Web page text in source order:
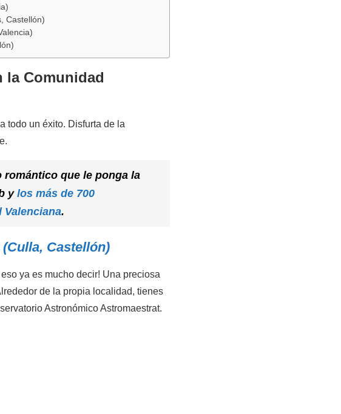
Castellón)
la Comunidad
todo un éxito. Disfurta de la
romántico que le ponga la
y los más de 700
Valenciana.
Castellón)
ya es mucho decir! Una preciosa
de la propia localidad, tienes
Astronómico Astromaestrat.